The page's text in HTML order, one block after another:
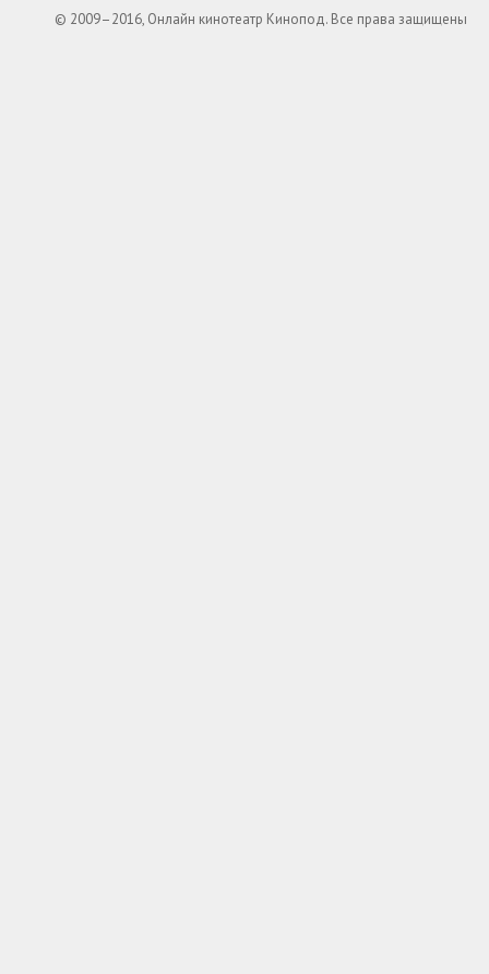
© 2009–2016, Онлайн кинотеатр Кинопод. Все права защищены